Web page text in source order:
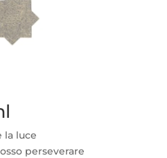
la luce
perseverare